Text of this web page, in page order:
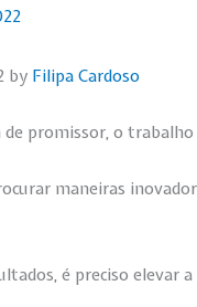
by Filipa Cardoso
de promissor, o
maneiras
é preciso elevar